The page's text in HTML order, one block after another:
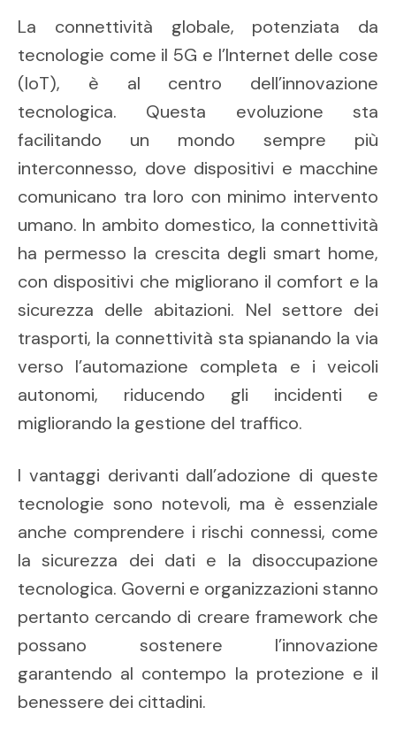
La connettività globale, potenziata da
tecnologie come il 5G e l’Internet delle cose
(IoT), è al centro dell’innovazione
tecnologica. Questa evoluzione sta
facilitando un mondo sempre più
interconnesso, dove dispositivi e macchine
comunicano tra loro con minimo intervento
umano. In ambito domestico, la connettività
ha permesso la crescita degli smart home,
con dispositivi che migliorano il comfort e la
sicurezza delle abitazioni. Nel settore dei
trasporti, la connettività sta spianando la via
verso l’automazione completa e i veicoli
autonomi, riducendo gli incidenti e
migliorando la gestione del traffico.
I vantaggi derivanti dall’adozione di queste
tecnologie sono notevoli, ma è essenziale
anche comprendere i rischi connessi, come
la sicurezza dei dati e la disoccupazione
tecnologica. Governi e organizzazioni stanno
pertanto cercando di creare framework che
possano sostenere l’innovazione
garantendo al contempo la protezione e il
benessere dei cittadini.